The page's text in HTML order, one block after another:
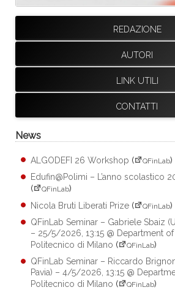
REDAZIONE
AUTORI
LINK UTILI
CONTATTI
News
ALGODEFI 26 Workshop ( QFinLab)
Edufin@Polimi – L’anno scolastico
(
QFinLab)
Nicola Bruti Liberati Prize ( QFinLab)
QFinLab Seminar – Gabriele Sbaiz
– 25/5/2026, 13:15 @ Department
Politecnico di Milano ( QFinLab)
QFinLab Seminar – Riccardo
Pavia) – 4/5/2026, 13:15 @
Politecnico di Milano ( QFinLab)